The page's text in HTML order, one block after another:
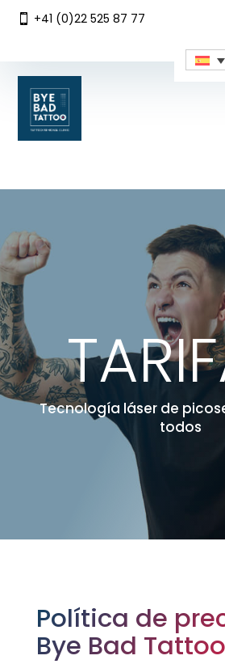
 +41 (0)22 525 87 77
Tecnología láser de
todos
Política de
Bye Bad Tattoo
DEVIS EN LIGNE
DEVIS EN LIGNE